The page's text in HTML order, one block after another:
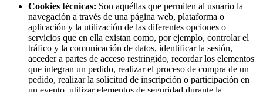
Cookies técnicas: Son aquéllas que permiten al usuario la
navegación a través de una página web, plataforma o
aplicación y la utilización de las diferentes opciones o
servicios que en ella existan como, por ejemplo, controlar el
tráfico y la comunicación de datos, identificar la sesión,
acceder a partes de acceso restringido, recordar los elementos
que integran un pedido, realizar el proceso de compra de un
pedido, realizar la solicitud de inscripción o participación en
un evento, utilizar elementos de seguridad durante la